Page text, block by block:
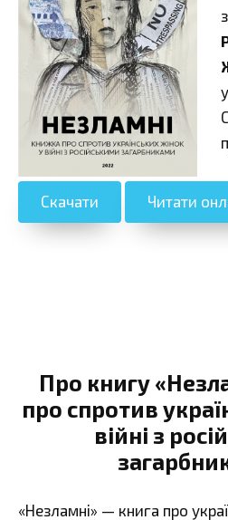
Скачати Читати
Про книгу
про спротив
війні з
«Незламні» — книга про